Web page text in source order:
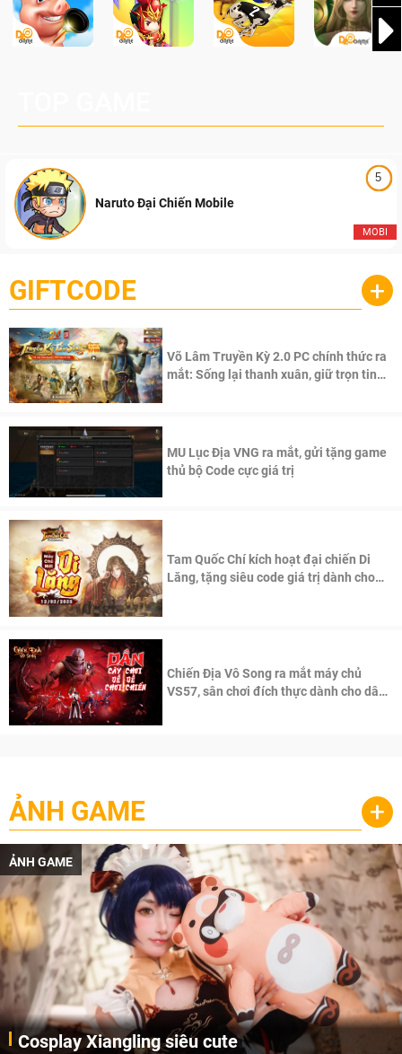
5
MOBI
Naruto Đại Chiến Mobile
GIFTCODE +
Võ Lâm Truyền Kỳ 2.0 PC chính thức ra
mắt: Sống lại thanh xuân, giữ trọn tinh
MU Lục Địa VNG ra mắt, gửi tặng game
thủ bộ Code cực giá trị
Tam Quốc Chí kích hoạt đại chiến Di
Lăng, tặng siêu code giá trị dành cho
Chiến Địa Vô Song ra mắt máy chủ
VS57, sân chơi đích thực dành cho dân
ẢNH GAME +
ẢNH GAME
Cosplay Xiangling siêu cute